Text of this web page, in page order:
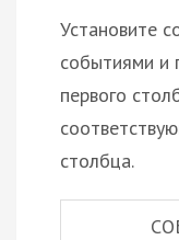
Установите
событиями и
первого
столбца.